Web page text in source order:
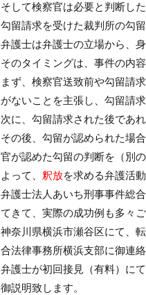
そして検察官は必要と判断し
勾留請求を受けた裁判所の勾
弁護士は弁護士の立場から、
そのタイミングは、事件の内
まず、検察官送致前や勾留請
がないことを主張し、勾留請
次に、勾留請求された後であ
その後、勾留が認められた場
官が認めた勾留の判断を（別
よって、 釈放を求める弁護活
弁護士法人あいち刑事事件総
てきて、実際の成功例も多々ご
神奈川県横浜市瀬谷区にて、
合法律事務所横浜支部に御連絡
弁護士が初回接見（有料）に
御説明致します。